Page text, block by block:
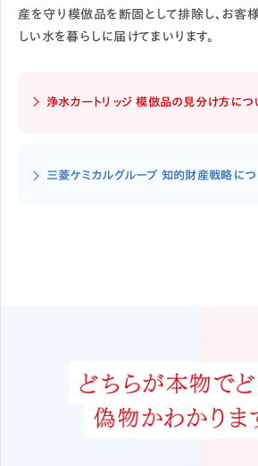
産を守り模倣品を断固として排除し、お客
しい水を暮らしに届けてまいります。
浄水カートリッジ 模倣品の見分け方につ
三菱ケミカルグループ 知的財産戦略につ